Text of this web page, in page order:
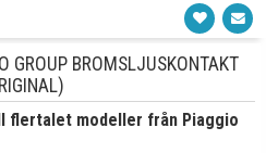
GROUP BROMSLJUSKONTAKT
flertalet modeller från Piaggio